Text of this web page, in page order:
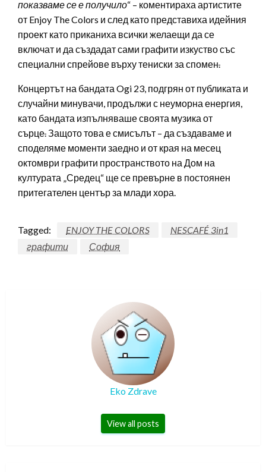
показваме се е получило“ – коментираха артистите
от Enjoy The Colors и след като представиха идейния
проект като приканиха всички желаещи да се
включат и да създадат сами графити изкуство със
специални спрейове върху тениски за спомен.
Концертът на бандата Ogi 23, подгрян от публиката и
случайни минувачи, продължи с неуморна енергия,
като бандата изпълняваше своята музика от
сърце.Защото това е смисълът – да създаваме и
споделяме моменти заедно и от края на месец
октомври графити пространството на Дом на
културата „Средец“ ще се превърне в постоянен
притегателен център за млади хора.
Tagged: ENJOY THE COLORS
NESCAFÉ 3in1
графити
София
Eko Zdrave
View all posts